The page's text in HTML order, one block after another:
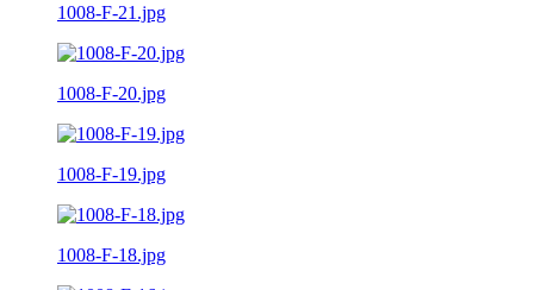
1008-F-21.jpg
1008-F-20.jpg
1008-F-19.jpg
1008-F-18.jpg